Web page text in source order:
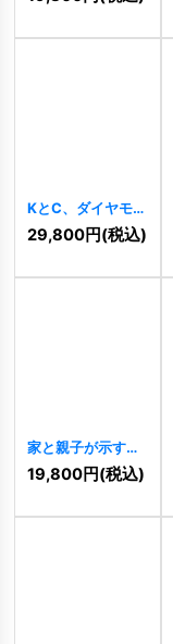
ロゴ 10948]
KとC、ダイヤモン
ドの高級感と革新
ロゴ
10927]
29,800円(税込)
家と親子が示す、
安心と成長の温か
いロゴ [ 10890]
19,800円(税込)